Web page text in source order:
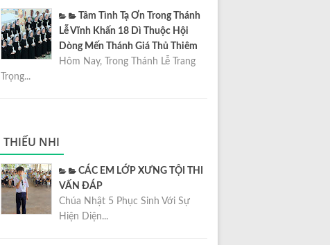
Tâm Tình Tạ Ơn Trong Thánh
Lễ Vĩnh Khấn 18 Dì Thuộc Hội
Dòng Mến Thánh Giá Thủ Thiêm
Hôm Nay, Trong Thánh Lễ Trang
Trọng...
THIẾU NHI
CÁC EM LỚP XƯNG TỘI THI
VẤN ĐÁP
Chúa Nhật 5 Phục Sinh Với Sự
Hiện Diện...